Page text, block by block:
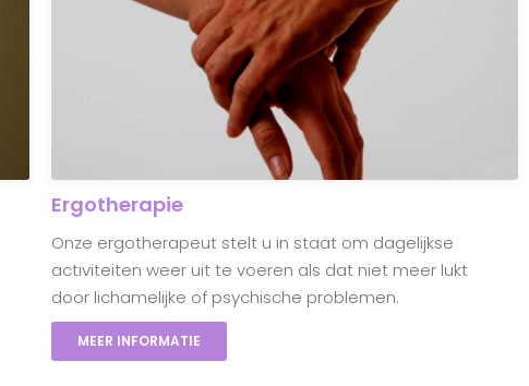
Ergotherapie
Onze ergotherapeut stelt u in staat om dagelijkse
activiteiten weer uit te voeren als dat niet meer lukt
door lichamelijke of psychische problemen.
MEER INFORMATIE